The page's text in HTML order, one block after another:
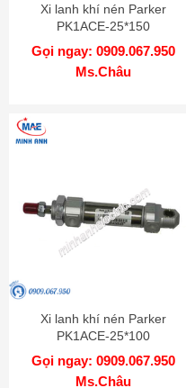
Xi lanh khí nén Parker
PK1ACE-25*150
Gọi ngay: 0909.067.950
Ms.Châu
Xi lanh khí nén Parker
PK1ACE-25*100
Gọi ngay: 0909.067.950
Ms.Châu